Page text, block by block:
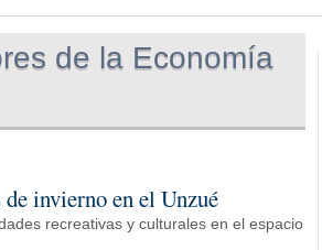
de la Economía
invierno en el Unzué
recreativas y culturales en el espacio